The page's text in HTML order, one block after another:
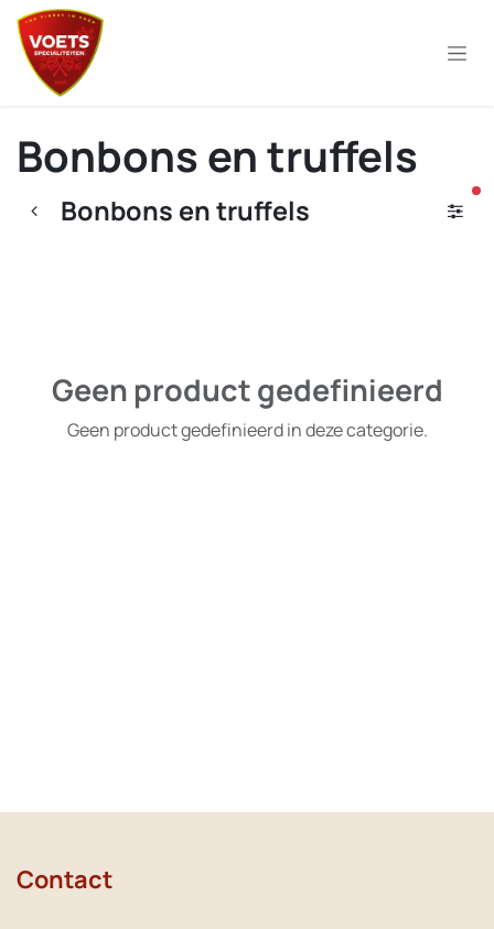
Overslaan naar inhoud
Bonbons en truffels
Bonbons en truffels
Geen product gedefinieerd
Geen product gedefinieerd in deze categorie.
Contact